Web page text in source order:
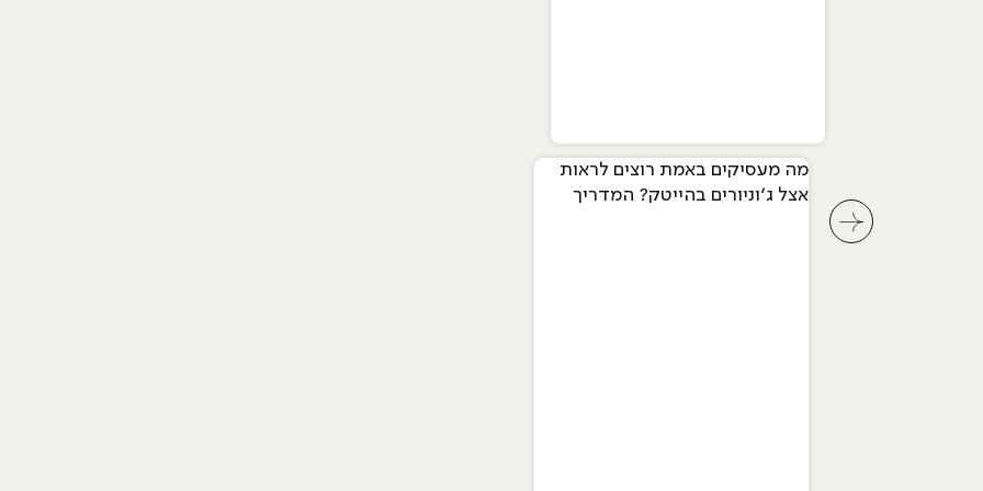
מה מעסיקים באמת רוצים לראות
אצל ג׳וניורים בהייטק? המדריך
לחץ לשיקופית קודמת בסליידר מאמרים